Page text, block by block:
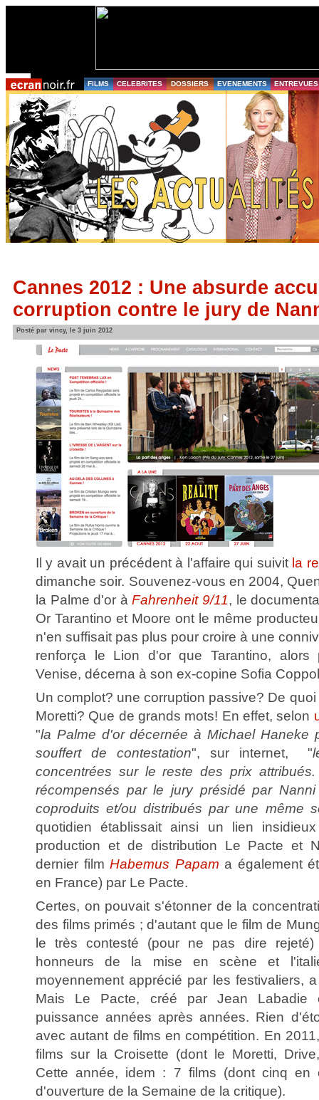
FILMS CELEBRITES DOSSIERS EVENEMENTS ENTREVUES
Cannes 2012 : Une absurde
corruption contre le jury de
Posté par vincy, le 3 juin 2012
Il y avait un précédent à l'affaire qui suivit la
dimanche soir. Souvenez-vous en 2004,
la Palme d'or àFahrenheit 9/11, le
Or Tarantino et Moore ont le même
n'en suffisait pas plus pour croire à une
renforça le Lion d'or que Tarantino,
Venise, décerna à son ex-copine Sofia
Un complot? une corruption passive? De
Moretti? Que de grands mots! En effet, selon
"la Palme d'or décernée à Michael Haneke
souffert de contestation", sur internet, "
concentrées sur le reste des prix
récompensés par le jury présidé par
coproduits et/ou distribués par une même
quotidien établissait ainsi un lien
production et de distribution Le Pacte et
dernier filmHabemus Papam a également
en France) par Le Pacte.
Certes, on pouvait s'étonner de la
des films primés ; d'autant que le film de
le très contesté (pour ne pas dire
honneurs de la mise en scène et
moyennement apprécié par les festivaliers,
Mais Le Pacte, créé par Jean Labadie
puissance années après années. Rien
avec autant de films en compétition. En
films sur la Croisette (dont le Moretti,
Cette année, idem : 7 films (dont cinq en
d'ouverture de la Semaine de la critique).